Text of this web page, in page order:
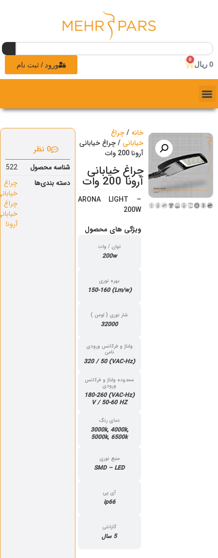
ریال
0
ورود / ثبت نام
خانه/چراغ
خیابانی/ چراغ خیابانی
آرونا 200 وات
چراغ خیابانی
آرونا 200 وات
ARONA LIGHT –
200W
ویژگی‌ های محصول
توان / وات
200w
بهره نوری
شار نوری ( لومن )
32000
ولتاژ و فرکانس ورودی
نامی
محدوده ولتاژ و فرکانس
ورودی
(VAC-Hz) 180-260
V / 50-60 HZ
دمای رنگ
3000k, 4000k,
5000k, 6500k
منبع نوری
SMD – LED
آی پی
ip66
گارانتی
0 نظر
شناسه محصول
522
دسته بندی‌ها
چراغ
خیابانی,
چراغ
خیابانی
آرونا